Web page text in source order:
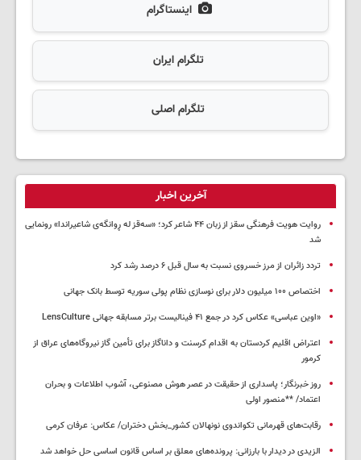
اینستاگرام
تلگرام ایران
تلگرام اصلی
آخرین اخبار
روایت هویت فرهنگی سقز از زبان ۴۴ شاعر کرد؛ «سەقز له ڕوانگەی شاعیراندا» رونمایی
شد
تردد زائران از مرز خسروی نسبت به سال قبل ۶ درصد رشد کرد
اختصاص ۱۰۰ میلیون دلار برای نوسازی نظام پولی سوریه توسط بانک جهانی
«اوین عباسی» عکاس کرد در جمع ۴۱ فینالیست برتر مسابقه جهانی LensCulture
اعتراض اقلیم کردستان به اقدام کرسنت و داناگاز برای تأمین گاز نیروگاه‌های عراق از
کرمور
روز خبرنگار؛ پاسداری از حقیقت در عصر هوش مصنوعی، آشوب اطلاعات و بحران
اعتماد/ **منصور اولی
رقابت‌های قهرمانی تکواندوی نونهالان کشور_بخش دختران/ عکاس: عرفان کرمی
الزیدی در دیدار با بارزانی: پرونده‌های معلق بر اساس قانون اساسی حل خواهد شد